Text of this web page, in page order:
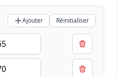
Ajouter Réinitialiser